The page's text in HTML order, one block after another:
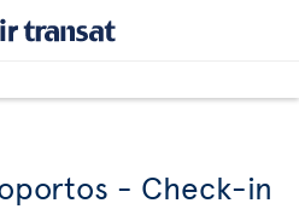
- Check-in